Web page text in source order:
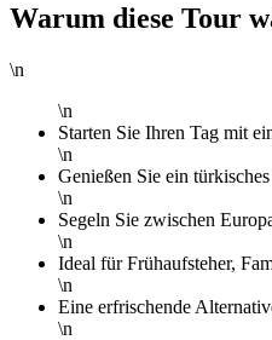
Warum diese Tour
\n
\n
Starten Sie Ihren Tag mit
\n
Genießen Sie ein
\n
Segeln Sie zwischen
\n
Ideal für Frühaufsteher,
\n
Eine erfrischende
\n